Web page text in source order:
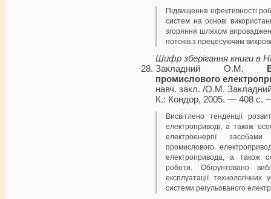
Підвищення ефективності
систем на основі
згоряння шляхом
потоків з прецесуючим
Шифр зберігання книги в
Закладний О.М.
промислового
навч. закл. /О.М.
К.: Кондор, 2005. — 408 с.
Висвітлено тенденції
електроприводі, а також
електроенергії
промислового
електропривода, а також
роботи. Обгрунтовано
експлуатації
системи регульованого